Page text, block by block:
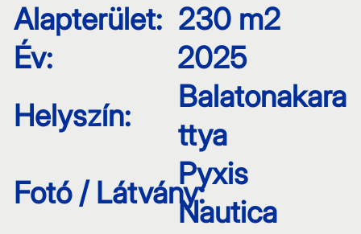
Alapterület:
Év:
230 m2
Helyszín:
2025
Fotó / Látvány:
Balatonakara
ttya
Pyxis
Nautica